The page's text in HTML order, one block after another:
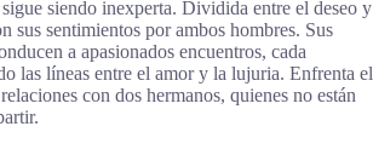
siendo inexperta. Dividida entre el deseo y
sus sentimientos por ambos hombres. Sus
a apasionados encuentros, cada
las líneas entre el amor y la lujuria. Enfrenta el
con dos hermanos, quienes no están